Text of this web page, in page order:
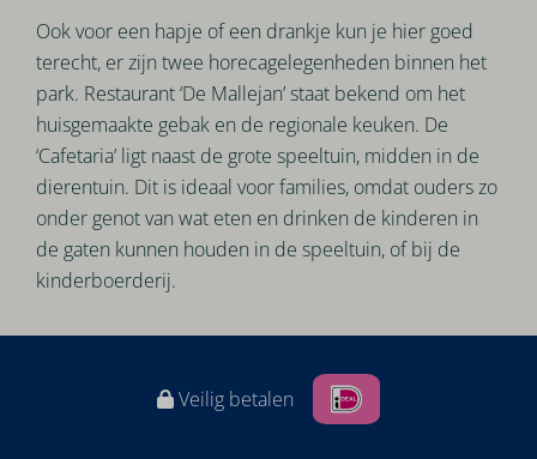
Ook voor een hapje of een drankje kun je hier goed
terecht, er zijn twee horecagelegenheden binnen het
park. Restaurant ‘De Mallejan’ staat bekend om het
huisgemaakte gebak en de regionale keuken. De
‘Cafetaria’ ligt naast de grote speeltuin, midden in de
dierentuin. Dit is ideaal voor families, omdat ouders zo
onder genot van wat eten en drinken de kinderen in
de gaten kunnen houden in de speeltuin, of bij de
kinderboerderij.
Veilig betalen